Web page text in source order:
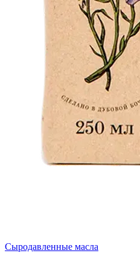
Сыродавленные масла